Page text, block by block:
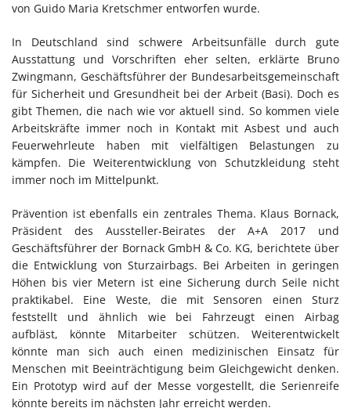
von Guido Maria Kretschmer entworfen wurde.
In Deutschland sind schwere Arbeitsunfälle durch gute
Ausstattung und Vorschriften eher selten, erklärte Bruno
Zwingmann, Geschäftsführer der Bundesarbeitsgemeinschaft
für Sicherheit und Gresundheit bei der Arbeit (Basi). Doch es
gibt Themen, die nach wie vor aktuell sind. So kommen viele
Arbeitskräfte immer noch in Kontakt mit Asbest und auch
Feuerwehrleute haben mit vielfältigen Belastungen zu
kämpfen. Die Weiterentwicklung von Schutzkleidung steht
immer noch im Mittelpunkt.
Prävention ist ebenfalls ein zentrales Thema. Klaus Bornack,
Präsident des Aussteller-Beirates der A+A 2017 und
Geschäftsführer der Bornack GmbH & Co. KG, berichtete über
die Entwicklung von Sturzairbags. Bei Arbeiten in geringen
Höhen bis vier Metern ist eine Sicherung durch Seile nicht
praktikabel. Eine Weste, die mit Sensoren einen Sturz
feststellt und ähnlich wie bei Fahrzeugt einen Airbag
aufbläst, könnte Mitarbeiter schützen. Weiterentwickelt
könnte man sich auch einen medizinischen Einsatz für
Menschen mit Beeinträchtigung beim Gleichgewicht denken.
Ein Prototyp wird auf der Messe vorgestellt, die Serienreife
könnte bereits im nächsten Jahr erreicht werden.